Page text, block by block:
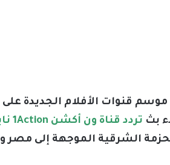
موسم قنوات الأفلام الجديدة
بث تردد قناة ون أكشن 1Action نايل سات
الشرقية الموجهة إلى مصر